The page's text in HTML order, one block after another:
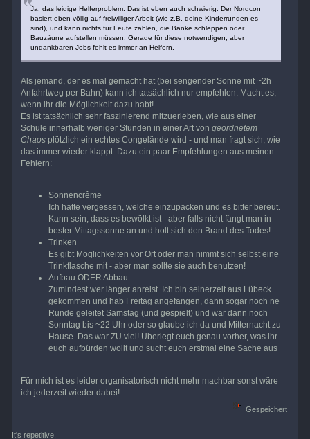
Ja, das leidige Helferproblem. Das ist eben auch schwierig. Der Nordcon
basiert eben völlig auf freiwilliger Arbeit (wie z.B. deine Kinderrunden es
sind), und kann nichts für Leute zahlen, die Bänke schleppen oder
Bauzäune aufstellen müssen. Gerade für diese notwendigen, aber
undankbaren Jobs fehlt es immer an Helfern.
Als jemand, der es mal gemacht hat (bei sengender Sonne mit ~2h
Anfahrtweg per Bahn) kann ich tatsächlich nur empfehlen: Macht es,
wenn ihr die Möglichkeit dazu habt!
Es ist tatsächlich sehr faszinierend mitzuerleben, wie aus einer
Schule innerhalb weniger Stunden in einer Art von geordnetem
Chaosplötzlich ein echtes Congelände wird - und man fragt sich, wie
das immer wieder klappt. Dazu ein paar Empfehlungen aus meinen
Fehlern:
Sonnencrême
Ich hatte vergessen, welche einzupacken und es bitter bereut.
Kann sein, dass es bewölkt ist - aber falls nicht fängt man in
bester Mittagssonne an und holt sich den Brand des Todes!
Trinken
Es gibt Möglichkeiten vor Ort oder man nimmt sich selbst eine
Trinkflasche mit - aber man sollte sie auch benutzen!
Aufbau ODER Abbau
Zumindest wer länger anreist. Ich bin seinerzeit aus Lübeck
gekommen und hab Freitag angefangen, dann sogar noch ne
Runde geleitet Samstag (und gespielt) und war dann noch
Sonntag bis ~22 Uhr oder so glaube ich da und Mitternacht zu
Hause. Das war ZU viel! Überlegt euch genau vorher, was ihr
euch aufbürden wollt und sucht euch erstmal eine Sache aus
Für mich ist es leider organisatorisch nicht mehr machbar sonst wäre
ich jederzeit wieder dabei!
Gespeichert
It's repetitive.